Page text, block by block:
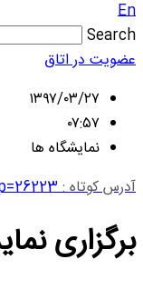
En
Search
عضویت در اتاق
۱۳۹۷/۰۳/۲۷
۰۷:۵۷
نمایشگاه ها
آدرس کوتاه :
برگزاری